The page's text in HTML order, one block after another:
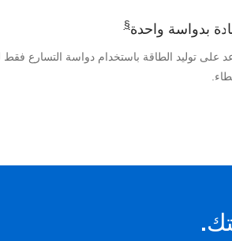
بدواسة واحدة§
على توليد الطاقة باستخدام دواسة التسارع فقط